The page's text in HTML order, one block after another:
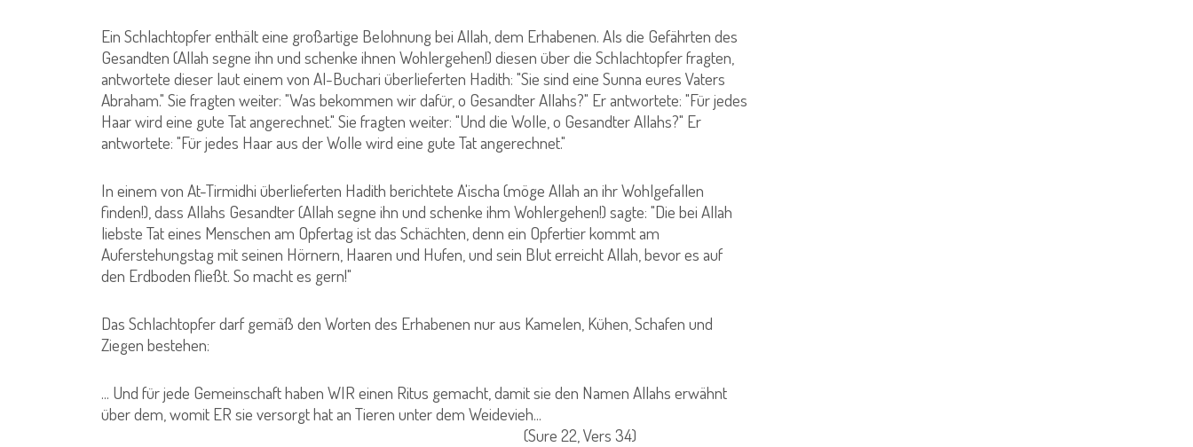
Ein Schlachtopfer enthält eine großartige Belohnung bei Allah, dem Erhabenen. Als die Gefährten des
Gesandten (Allah segne ihn und schenke ihnen Wohlergehen!) diesen über die Schlachtopfer fragten,
antwortete dieser laut einem von Al-Buchari überlieferten Hadith: "Sie sind eine Sunna eures Vaters
Abraham." Sie fragten weiter: "Was bekommen wir dafür, o Gesandter Allahs?" Er antwortete: "Für jedes
Haar wird eine gute Tat angerechnet." Sie fragten weiter: "Und die Wolle, o Gesandter Allahs?" Er
antwortete: "Für jedes Haar aus der Wolle wird eine gute Tat angerechnet."
In einem von At-Tirmidhi überlieferten Hadith berichtete A'ischa (möge Allah an ihr Wohlgefallen
finden!), dass Allahs Gesandter (Allah segne ihn und schenke ihm Wohlergehen!) sagte: "Die bei Allah
liebste Tat eines Menschen am Opfertag ist das Schächten, denn ein Opfertier kommt am
Auferstehungstag mit seinen Hörnern, Haaren und Hufen, und sein Blut erreicht Allah, bevor es auf
den Erdboden fließt. So macht es gern!"
Das Schlachtopfer darf gemäß den Worten des Erhabenen nur aus Kamelen, Kühen, Schafen und
Ziegen bestehen:
... Und für jede Gemeinschaft haben WIR einen Ritus gemacht, damit sie den Namen Allahs erwähnt
über dem, womit ER sie versorgt hat an Tieren unter dem Weidevieh...
(Sure 22, Vers 34)